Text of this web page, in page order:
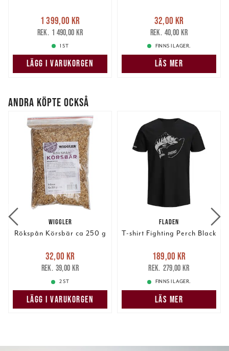
Nuvarande pris
1 399,00 krTidigare pris
1 490,00 kr
1 399,00 kr
1 490,00 kr
1 ST
LÄGG I VARUKORGEN
Nuvarande pris
32,00 krTidigare pris
40,00 kr
32,00 kr
40,00 kr
FINNS I LAGER.
LÄS MER
ANDRA KÖPTE OCKSÅ
WIGGLER
Rökspån Körsbär ca 250 g
Nuvarande pris
32,00 krTidigare pris
39,00 kr
32,00 kr
39,00 kr
2 ST
LÄGG I VARUKORGEN
FLADEN
T-shirt Fighting Perch Black
Nuvarande pris
189,00 krTidigare pris
279,00 kr
189,00 kr
279,00 kr
FINNS I LAGER.
LÄS MER